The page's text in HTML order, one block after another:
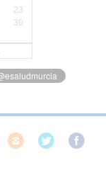
23
30